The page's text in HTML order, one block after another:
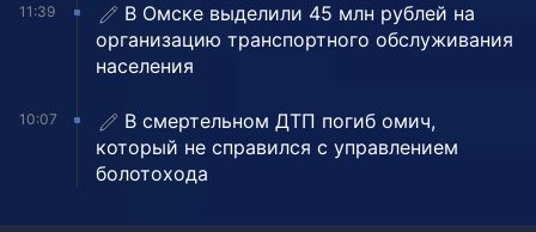
11:39
В Омске выделили 45 млн рублей на
организацию транспортного обслуживания
населения
10:07
В смертельном ДТП погиб омич,
который не справился с управлением
болотохода